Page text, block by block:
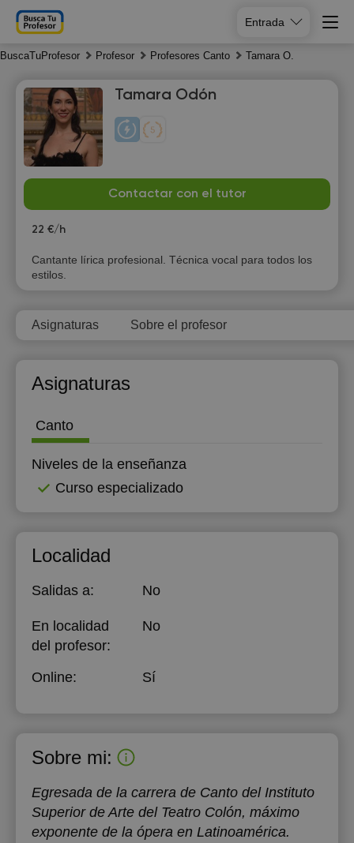
Entrada
BuscaTuProfesor Profesor Profesores Canto Tamara O.
Tamara Odón
Contactar con el tutor
22 €/h
Cantante lírica profesional. Técnica vocal para todos los
estilos.
Asignaturas Sobre el profesor
Asignaturas
Canto
Niveles de la enseñanza
Curso especializado
Localidad
Salidas a: No
En localidad
del profesor:
No
Online: Sí
Sobre mi:
Egresada de la carrera de Canto del Instituto
Superior de Arte del Teatro Colón, máximo
exponente de la ópera en Latinoamérica.
9
Mo
10
Tu
11
12
13:30
15:30
16:30
17:00
17:30
18:30
19:00
20:00